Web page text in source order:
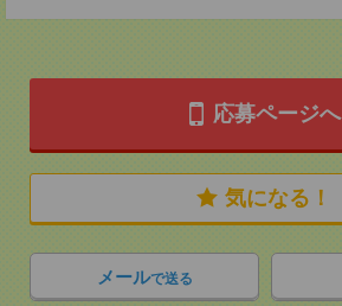
応募ページへ
気になる！
メールで送る